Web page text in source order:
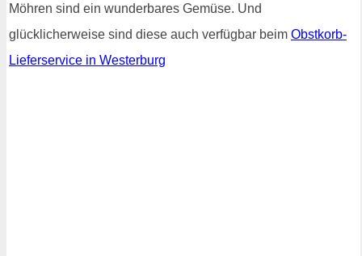
Möhren sind ein wunderbares Gemüse. Und
glücklicherweise sind diese auch verfügbar beim Obstkorb-
Lieferservice in Westerburg